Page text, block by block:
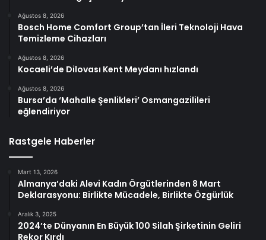
Ağustos 8, 2026
Bosch Home Comfort Group’tan İleri Teknoloji Hava
Temizleme Cihazları
Ağustos 8, 2026
Kocaeli’de Dilovası Kent Meydanı hızlandı
Ağustos 8, 2026
Bursa’da ‘Mahalle Şenlikleri’ Osmangazilileri
eğlendiriyor
Rastgele Haberler
Mart 13, 2026
Almanya’daki Alevi Kadın Örgütlerinden 8 Mart
Deklarasyonu: Birlikte Mücadele, Birlikte Özgürlük
Aralık 3, 2025
2024’te Dünyanın En Büyük 100 Silah Şirketinin Geliri
Rekor Kırdı